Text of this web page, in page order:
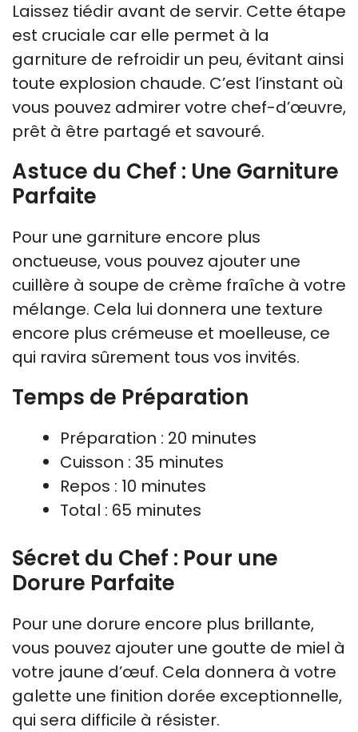
Laissez tiédir avant de servir. Cette étape
est cruciale car elle permet à la
garniture de refroidir un peu, évitant ainsi
toute explosion chaude. C’est l’instant où
vous pouvez admirer votre chef-d’œuvre,
prêt à être partagé et savouré.
Astuce du Chef : Une Garniture
Parfaite
Pour une garniture encore plus
onctueuse, vous pouvez ajouter une
cuillère à soupe de crème fraîche à votre
mélange. Cela lui donnera une texture
encore plus crémeuse et moelleuse, ce
qui ravira sûrement tous vos invités.
Temps de Préparation
Préparation : 20 minutes
Cuisson : 35 minutes
Repos : 10 minutes
Total : 65 minutes
Sécret du Chef : Pour une
Dorure Parfaite
Pour une dorure encore plus brillante,
vous pouvez ajouter une goutte de miel à
votre jaune d’œuf. Cela donnera à votre
galette une finition dorée exceptionnelle,
qui sera difficile à résister.